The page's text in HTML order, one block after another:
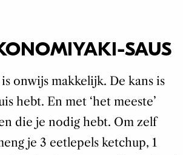
SAUS
is onwijs makkelijk. De kans is
hebt. En met ‘het meeste’
die je nodig hebt. Om zelf
je 3 eetlepels ketchup, 1